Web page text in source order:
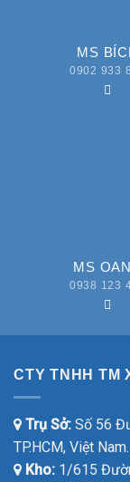
MS
0902 933
MS
0938 123
CTY TNHH TM
Trụ Sở: Số 56
TP.HCM, Việt Nam.
Kho: 1/615